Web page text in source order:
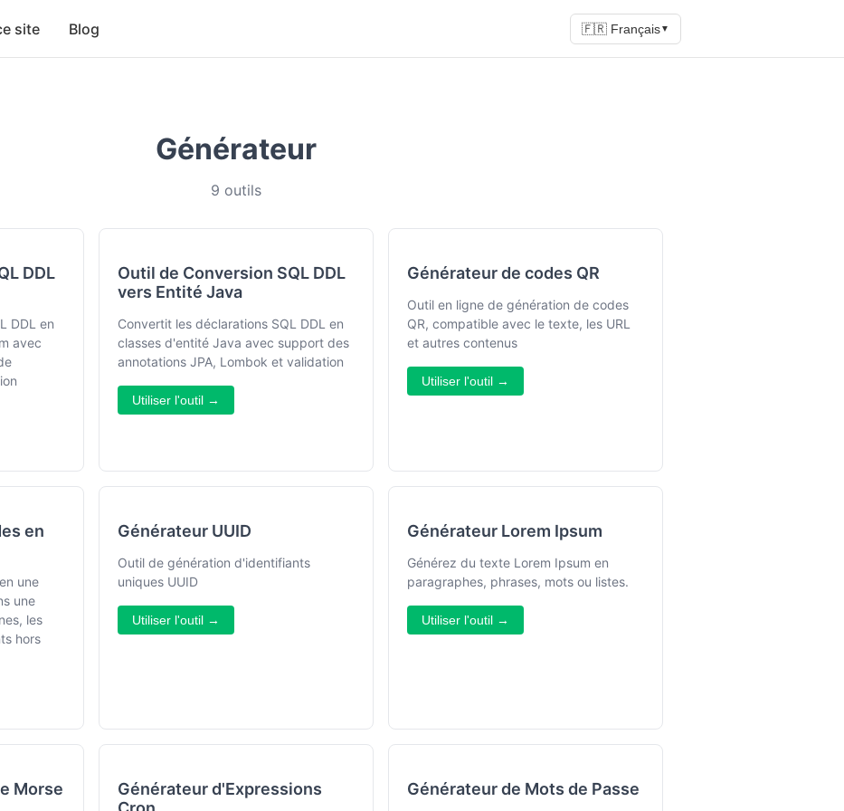
site Blog 🇫🇷 Français▼
Générateur
9 outils
DDL
DDL en
avec
Outil de Conversion SQL DDL
vers Entité Java
Convertit les déclarations SQL DDL en
classes d'entité Java avec support des
annotations JPA, Lombok et validation
Utiliser l'outil →
Générateur de codes QR
Outil en ligne de génération de codes
QR, compatible avec le texte, les URL
et autres contenus
Utiliser l'outil →
en
une
une
les
hors
Générateur UUID
Outil de génération d'identifiants
uniques UUID
Utiliser l'outil →
Générateur Lorem Ipsum
Générez du texte Lorem Ipsum en
paragraphes, phrases, mots ou listes.
Utiliser l'outil →
Morse
Générateur d'Expressions
Générateur de Mots de Passe